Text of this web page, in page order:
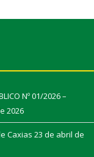
Nº 01/2026 –
2026
Caxias 23 de abril de